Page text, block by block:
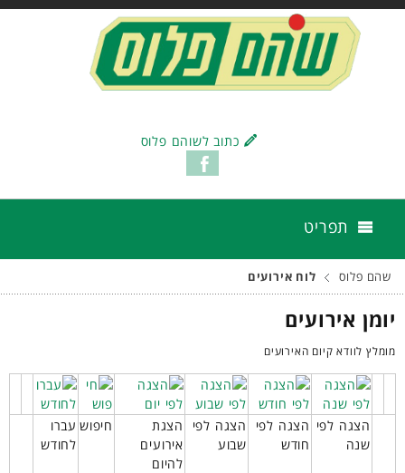
כתוב לשוהם פלוס
תפריט
שהם פלוס לוח אירועים
יומן אירועים
מומלץ לוודא קיום האירועים
הצגה לפי
שנה
הצגה לפי
חודש
הצגה לפי
שבוע
הצגת
אירועים
להיום
חיפוש עברו
לחודש